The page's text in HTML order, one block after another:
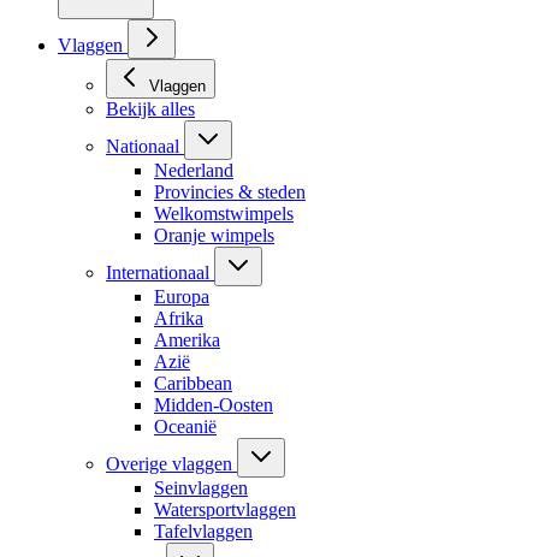
Vlaggen
Vlaggen
Bekijk alles
Nationaal
Nederland
Provincies & steden
Welkomstwimpels
Oranje wimpels
Internationaal
Europa
Afrika
Amerika
Azië
Caribbean
Midden-Oosten
Oceanië
Overige vlaggen
Seinvlaggen
Watersportvlaggen
Tafelvlaggen